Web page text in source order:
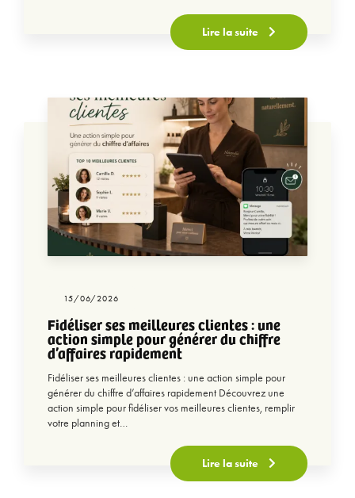
Lire la suite
15/06/2026
Fidéliser ses meilleures clientes : une
action simple pour générer du chiffre
d’affaires rapidement
Fidéliser ses meilleures clientes : une action simple pour
générer du chiffre d’affaires rapidement Découvrez une
action simple pour fidéliser vos meilleures clientes, remplir
votre planning et…
Lire la suite